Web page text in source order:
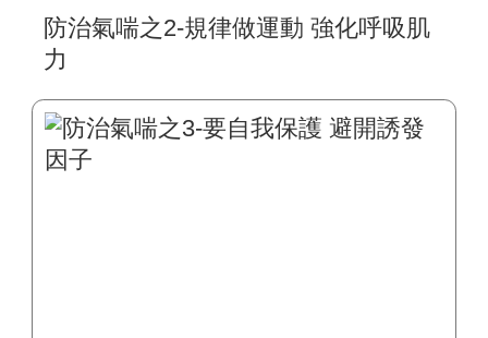
防治氣喘之2-規律做運動 強化呼吸肌
力